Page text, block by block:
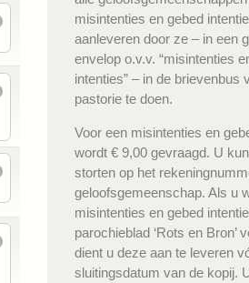
misintenties en gebed
aanleveren door ze – in een
envelop o.v.v. “misintenties
intenties” – in de brievenbus
pastorie te doen.
Voor een misintenties en
wordt € 9,00 gevraagd. U
storten op het
geloofsgemeenschap. Als u
misintenties en gebed
parochieblad ‘Rots en Bron’
dient u deze aan te leveren
sluitingsdatum van de kopij.